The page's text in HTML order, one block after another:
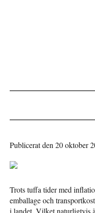
Publicerat den 20 oktober
Trots tuffa tider med
emballage och
i landet. Vilket naturligtvis